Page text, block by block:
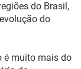
do Brasil,
do
é muito mais do